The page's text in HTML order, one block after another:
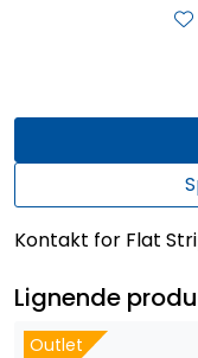
Kontakt for Flat
Lignende
Outlet